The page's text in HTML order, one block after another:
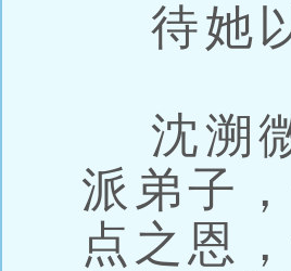
待她以
沈溯微
派弟子
点之恩